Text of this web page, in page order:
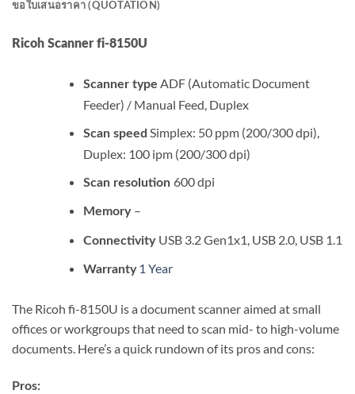
ขอใบเสนอราคา (QUOTATION)
Ricoh Scanner fi-8150U
Scanner type ADF (Automatic Document
Feeder) / Manual Feed, Duplex
Scan speed Simplex: 50 ppm (200/300 dpi),
Duplex: 100 ipm (200/300 dpi)
Scan resolution 600 dpi
Memory –
Connectivity USB 3.2 Gen1x1, USB 2.0, USB 1.1
Warranty 1 Year
The Ricoh fi-8150U is a document scanner aimed at small
offices or workgroups that need to scan mid- to high-volume
documents. Here’s a quick rundown of its pros and cons:
Pros: